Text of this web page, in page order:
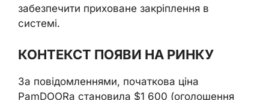
забезпечити приховане закріплення в
системі.
КОНТЕКСТ ПОЯВИ НА РИНКУ
За повідомленнями, початкова ціна
PamDOORa становила $1 600 (оголошення